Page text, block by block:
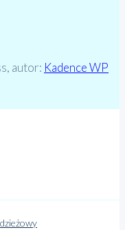
autor: Kadence WP